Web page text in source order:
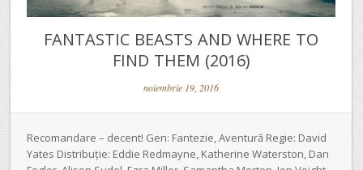
FANTASTIC BEASTS AND WHERE TO
FIND THEM (2016)
noiembrie 19, 2016
Recomandare – decent! Gen: Fantezie, Aventură Regie: David
Yates Distribuție: Eddie Redmayne, Katherine Waterston, Dan